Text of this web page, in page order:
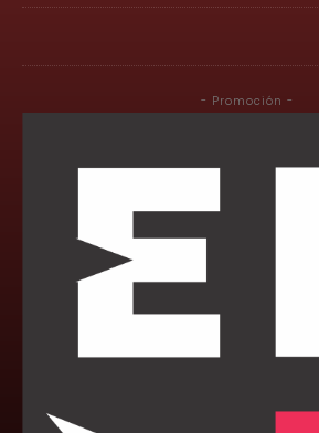
- Promoción -